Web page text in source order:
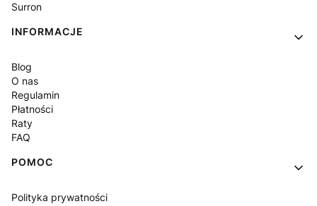
Surron
INFORMACJE
Blog
O nas
Regulamin
Płatności
Raty
FAQ
POMOC
Polityka prywatności